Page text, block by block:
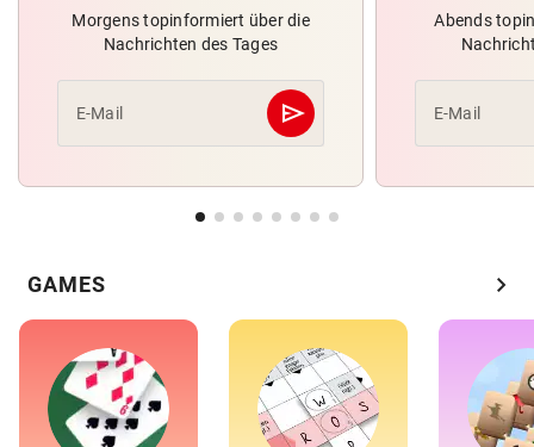
Morgens topinformiert über die
Nachrichten des Tages
E-Mail send
Abschicken
Abends
E-Mail
GAMES chevron_right